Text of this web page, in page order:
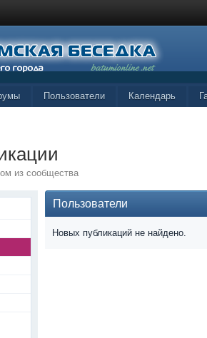
Пользователи Календарь
из сообщества
Пользователи
Новых публикаций не найдено.